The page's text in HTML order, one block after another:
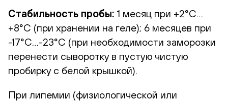
Стабильность пробы: 1 месяц при +2°С…
+8°С (при хранении на геле); 6 месяцев при
-17°С…-23°С (при необходимости заморозки
перенести сыворотку в пустую чистую
пробирку с белой крышкой).
При липемии (физиологической или